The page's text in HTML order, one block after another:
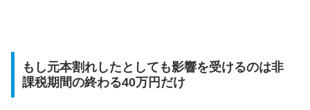
もし元本割れしたとしても影響を受けるのは非
課税期間の終わる40万円だけ